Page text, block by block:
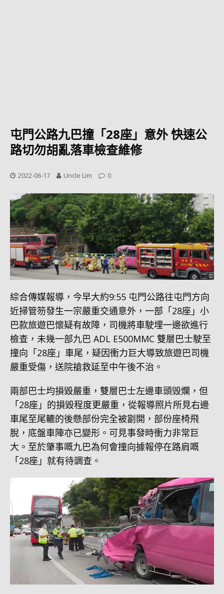
屯門公路九巴撞「28座」意外 快速公
路切勿胡亂落車檢查維修
2022-06-17 Uncle Lim 0
綜合傳媒報導，今早大約9:55 屯門公路往屯門方向
近掃管笏發生一宗嚴重交通意外，一部「28座」小
巴款旅遊巴懷疑有故障，司機將車駛埋一邊欲進行
檢查，未幾一部九巴 ADL E500MMC 雙層巴士駛至
撞向「28座」車尾，疑因衝力巨大導致旅遊巴司機
嚴重受傷，送院搶救延至中午後不治。
兩部巴士均損毀嚴重，雙層巴士左邊車頭毁爛，但
「28座」的損毀程度更嚴重，從報導照片所見右邊
車尾至尾轆的後懸部份完全被劏開，部份座椅飛
脫，底盤車陣亦已變形。可見事發時衝力非常巨
大。至於肇事嘅九巴為何會撞向據報停在路肩嘅
「28座」就有待調查。